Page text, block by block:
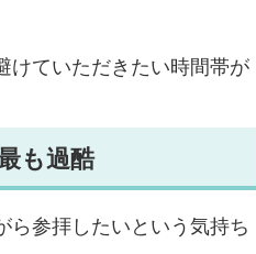
けていただきたい時間帯が
も過酷
ら参拝したいという気持ち